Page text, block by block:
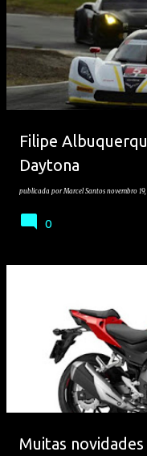
Filipe
Daytona
publicada porMarcel Santos novembro 19,
0
Muitas